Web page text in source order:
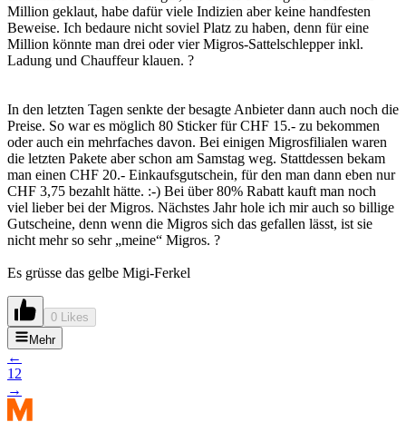
Million geklaut, habe dafür viele Indizien aber keine handfesten
Beweise. Ich bedaure nicht soviel Platz zu haben, denn für eine
Million könnte man drei oder vier Migros-Sattelschlepper inkl.
Ladung und Chauffeur klauen. ?
In den letzten Tagen senkte der besagte Anbieter dann auch noch die
Preise. So war es möglich 80 Sticker für CHF 15.- zu bekommen
oder auch ein mehrfaches davon. Bei einigen Migrosfilialen waren
die letzten Pakete aber schon am Samstag weg. Stattdessen bekam
man einen CHF 20.- Einkaufsgutschein, für den man dann eben nur
CHF 3,75 bezahlt hätte. :-) Bei über 80% Rabatt kauft man noch
viel lieber bei der Migros. Nächstes Jahr hole ich mir auch so billige
Gutscheine, denn wenn die Migros sich das gefallen lässt, ist sie
nicht mehr so sehr „meine“ Migros. ?
Es grüsse das gelbe Migi-Ferkel
0 Likes
Mehr
←
1 2
→